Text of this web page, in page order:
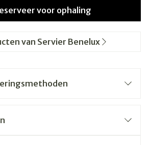
voor ophaling
van Servier Benelux